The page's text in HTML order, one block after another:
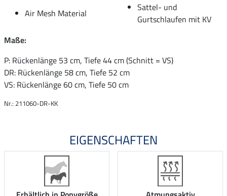
Air Mesh Material
Sattel- und
Gurtschlaufen mit KV
Maße:
P: Rückenlänge 53 cm, Tiefe 44 cm (Schnitt = VS)
DR: Rückenlänge 58 cm, Tiefe 52 cm
VS: Rückenlänge 60 cm, Tiefe 50 cm
Nr.: 211060-DR-KK
EIGENSCHAFTEN